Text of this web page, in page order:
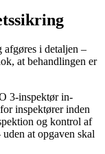
i detaljen –
at behandlingen er
3-inspektør in-
inspektører inden
og kontrol af
at opgaven skal